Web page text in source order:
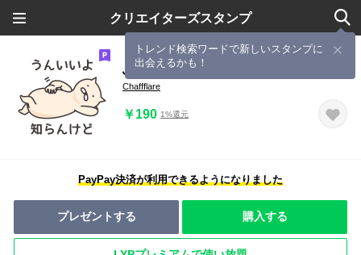
クリエイターズスタンプ
トレンド検索ワードで新しいスタンプに
出会えるかも！
ふぐふぐスタンプ 無責任編
Chaffflare
￥190 1%還元
PayPay決済が利用できるようになりました
プレゼントする 購入する